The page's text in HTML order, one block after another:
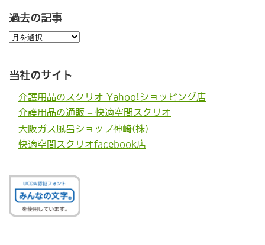
過去の記事
過
去
事
当社のサイト
介護用品のスクリオ Yahoo!ショッピング店
介護用品の通販 – 快適空間スクリオ
大阪ガス風呂ショップ神崎(株)
快適空間スクリオfacebook店